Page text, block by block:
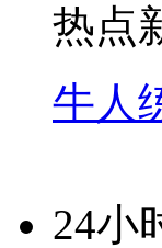
热点
牛人
24小